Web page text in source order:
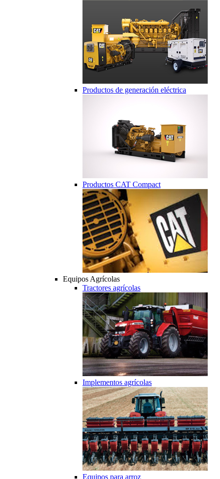
Productos de generación eléctrica
Productos CAT Compact
Equipos Agrícolas
Tractores agrícolas
Implementos agrícolas
Equipos para arroz